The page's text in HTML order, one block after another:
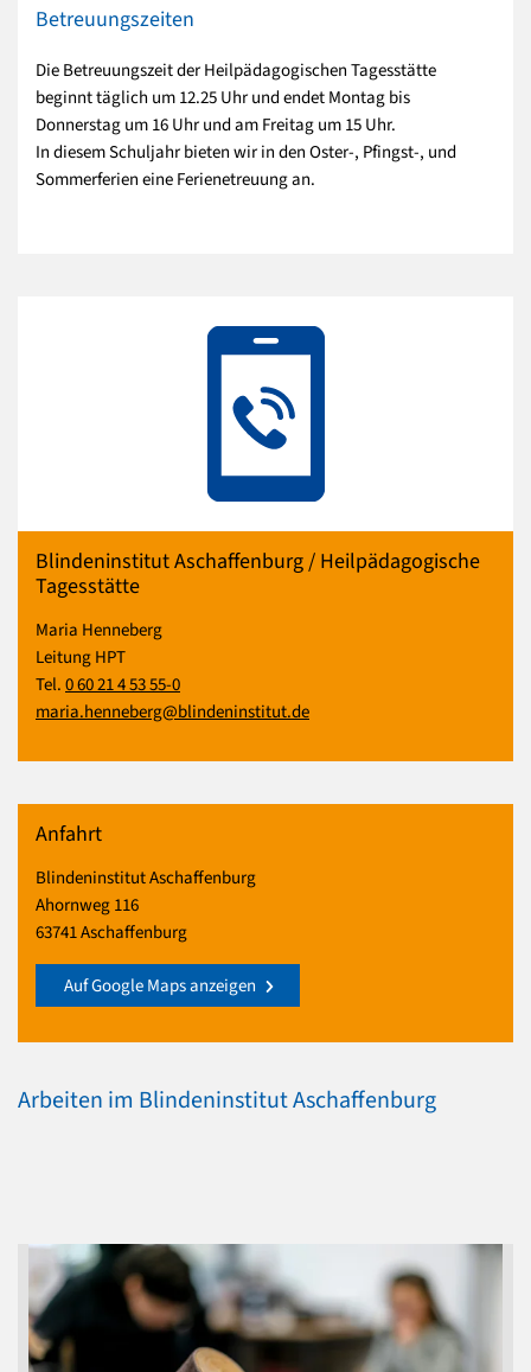
Betreuungszeiten
Die Betreuungszeit der Heilpädagogischen Tagesstätte
beginnt täglich um 12.25 Uhr und endet Montag bis
Donnerstag um 16 Uhr und am Freitag um 15 Uhr.
In diesem Schuljahr bieten wir in den Oster-, Pfingst-, und
Sommerferien eine Ferienetreuung an.
Blindeninstitut Aschaffenburg / Heilpädagogische
Tagesstätte
Maria Henneberg
Leitung HPT
Tel.0 60 21 4 53 55-0
maria.henneberg@blindeninstitut.de
Anfahrt
Blindeninstitut Aschaffenburg
Ahornweg 116
63741 Aschaffenburg
Auf Google Maps anzeigen
Arbeiten im Blindeninstitut Aschaffenburg